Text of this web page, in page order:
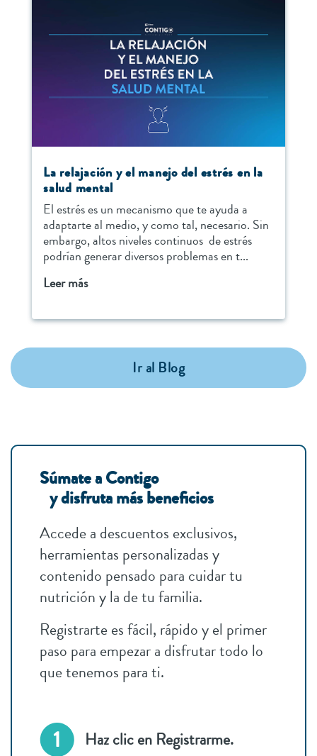
La relajación y el manejo del estrés en la
salud mental
El estrés es un mecanismo que te ayuda a
adaptarte al medio, y como tal, necesario. Sin
embargo, altos niveles continuos de estrés
podrían generar diversos problemas en t...
Leer más
Ir al Blog
Súmate a Contigo
y disfruta más beneficios
Accede a descuentos exclusivos,
herramientas personalizadas y
contenido pensado para cuidar tu
nutrición y la de tu familia.
Registrarte es fácil, rápido y el primer
paso para empezar a disfrutar todo lo
que tenemos para ti.
Haz clic en Registrarme.